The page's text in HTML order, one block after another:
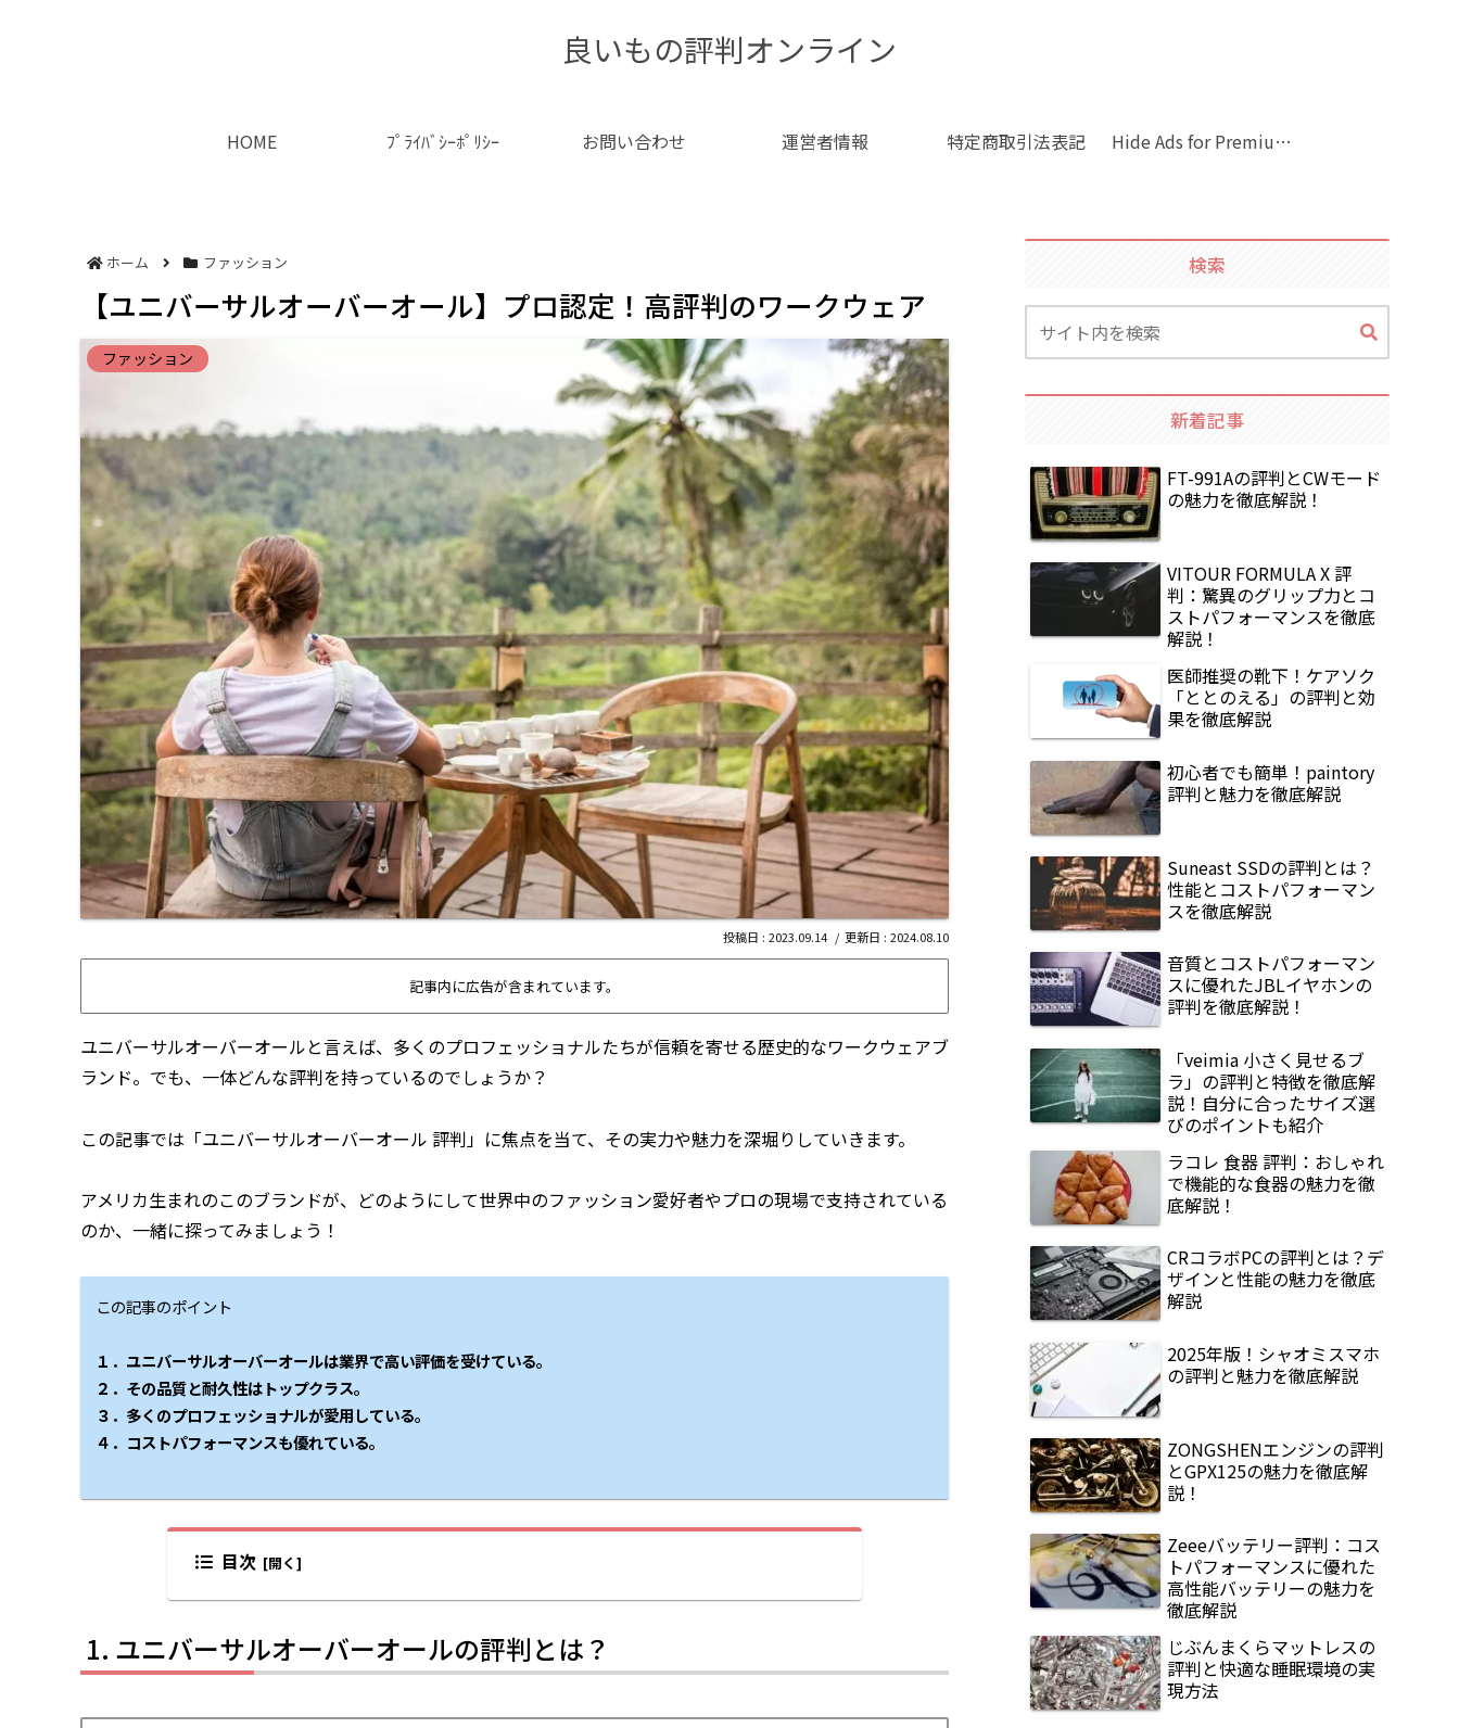
良いもの評判オンライン
HOME ﾌﾟﾗｲﾊﾞｼｰﾎﾟﾘｼｰ お問い合わせ 運営者情報 特定商取引法表記 Hide Ads for Premium Members
ホーム ファッション
【ユニバーサルオーバーオール】プロ認定！高評判のワークウェア
ファッション
2023.09.14 2024.08.10
記事内に広告が含まれています。
ユニバーサルオーバーオールと言えば、多くのプロフェッショナルたちが信頼を寄せる歴史的なワークウェアブ
ランド。でも、一体どんな評判を持っているのでしょうか？
この記事では「ユニバーサルオーバーオール 評判」に焦点を当て、その実力や魅力を深堀りしていきます。
アメリカ生まれのこのブランドが、どのようにして世界中のファッション愛好者やプロの現場で支持されている
のか、一緒に探ってみましょう！
この記事のポイント
１．ユニバーサルオーバーオールは業界で高い評価を受けている。
２．その品質と耐久性はトップクラス。
３．多くのプロフェッショナルが愛用している。
４．コストパフォーマンスも優れている。
目次
ユニバーサルオーバーオールの評判とは？
検索
新着記事
FT-991Aの評判とCWモード
の魅力を徹底解説！
VITOUR FORMULA X 評
判：驚異のグリップ力とコ
ストパフォーマンスを徹底
解説！
医師推奨の靴下！ケアソク
「ととのえる」の評判と効
果を徹底解説
初心者でも簡単！paintory
評判と魅力を徹底解説
Suneast SSDの評判とは？
性能とコストパフォーマン
スを徹底解説
音質とコストパフォーマン
スに優れたJBLイヤホンの
評判を徹底解説！
「veimia 小さく見せるブ
ラ」の評判と特徴を徹底解
説！自分に合ったサイズ選
びのポイントも紹介
ラコレ 食器 評判：おしゃれ
で機能的な食器の魅力を徹
底解説！
CRコラボPCの評判とは？デ
ザインと性能の魅力を徹底
解説
2025年版！シャオミスマホ
の評判と魅力を徹底解説
ZONGSHENエンジンの評判
とGPX125の魅力を徹底解
説！
Zeeeバッテリー評判：コス
トパフォーマンスに優れた
高性能バッテリーの魅力を
徹底解説
じぶんまくらマットレスの
評判と快適な睡眠環境の実
現方法